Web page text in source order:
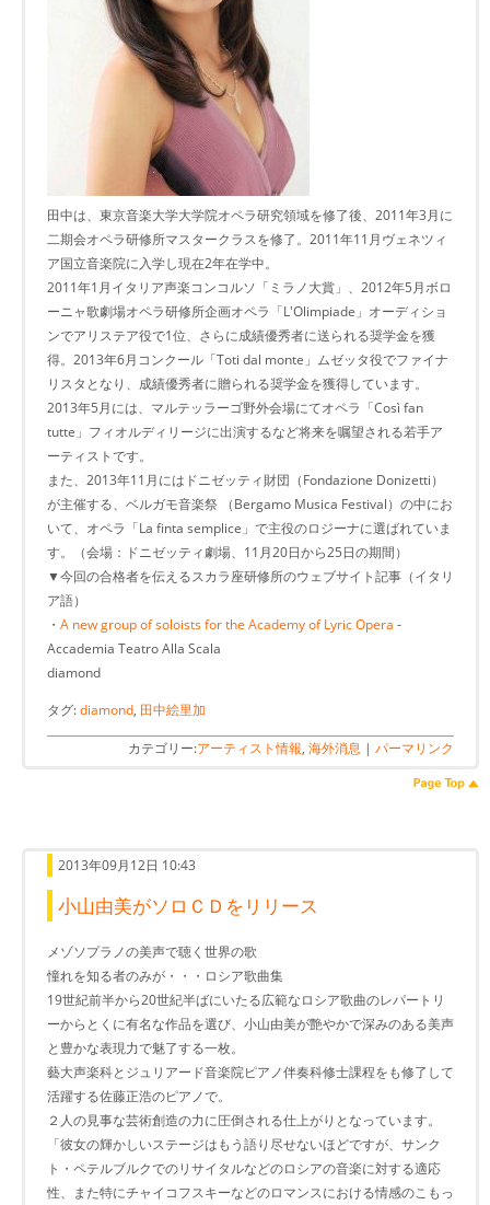
田中は、東京音楽大学大学院オペラ研究領域を修了後、2011年3月に
二期会オペラ研修所マスタークラスを修了。2011年11月ヴェネツィ
ア国立音楽院に入学し現在2年在学中。
2011年1月イタリア声楽コンコルソ「ミラノ大賞」、2012年5月ボロ
ーニャ歌劇場オペラ研修所企画オペラ「L'Olimpiade」オーディショ
ンでアリステア役で1位、さらに成績優秀者に送られる奨学金を獲
得。2013年6月コンクール「Toti dal monte」ムゼッタ役でファイナ
リスタとなり、成績優秀者に贈られる奨学金を獲得しています。
2013年5月には、マルテッラーゴ野外会場にてオペラ「Così fan
tutte」フィオルディリージに出演するなど将来を嘱望される若手ア
ーティストです。
また、2013年11月にはドニゼッティ財団（Fondazione Donizetti）
が主催する、ベルガモ音楽祭 （Bergamo Musica Festival）の中にお
いて、オペラ「La finta semplice」で主役のロジーナに選ばれていま
す。（会場：ドニゼッティ劇場、11月20日から25日の期間）
▼今回の合格者を伝えるスカラ座研修所のウェブサイト記事（イタリ
ア語）
・ A new group of soloists for the Academy of Lyric Opera -
Accademia Teatro Alla Scala
diamond
タグ:diamond, 田中絵里加
カテゴリー:アーティスト情報, 海外消息 | パーマリンク
2013年09月12日 10:43
小山由美がソロＣＤをリリース
メゾソプラノの美声で聴く世界の歌
憧れを知る者のみが・・・ロシア歌曲集
19世紀前半から20世紀半ばにいたる広範なロシア歌曲のレパートリ
ーからとくに有名な作品を選び、小山由美が艶やかで深みのある美声
と豊かな表現力で魅了する一枚。
藝大声楽科とジュリアード音楽院ピアノ伴奏科修士課程をも修了して
活躍する佐藤正浩のピアノで。
２人の見事な芸術創造の力に圧倒される仕上がりとなっています。
「彼女の輝かしいステージはもう語り尽せないほどですが、サンク
ト・ペテルブルクでのリサイタルなどのロシアの音楽に対する適応
性、また特にチャイコフスキーなどのロマンスにおける情感のこもっ